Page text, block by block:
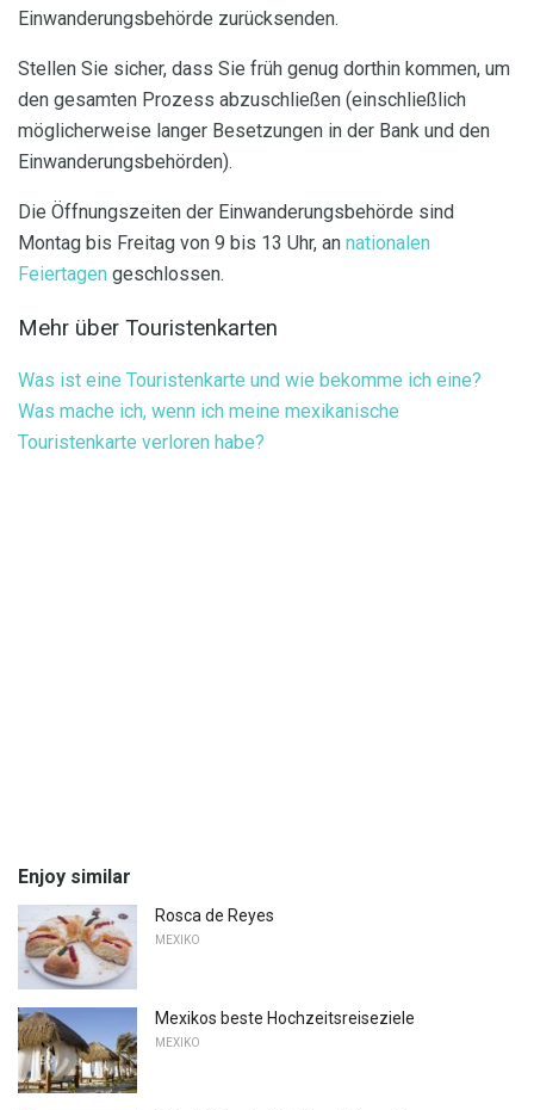
Einwanderungsbehörde zurücksenden.
Stellen Sie sicher, dass Sie früh genug dorthin kommen, um
den gesamten Prozess abzuschließen (einschließlich
möglicherweise langer Besetzungen in der Bank und den
Einwanderungsbehörden).
Die Öffnungszeiten der Einwanderungsbehörde sind
Montag bis Freitag von 9 bis 13 Uhr, an nationalen
Feiertagen geschlossen.
Mehr über Touristenkarten
Was ist eine Touristenkarte und wie bekomme ich eine?
Was mache ich, wenn ich meine mexikanische
Touristenkarte verloren habe?
Enjoy similar
Rosca de Reyes
MEXIKO
Mexikos beste Hochzeitsreiseziele
MEXIKO